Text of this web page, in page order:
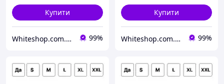
Купити
Whiteshop.com.ua 99%
Купити
Whiteshop.com.ua 99%